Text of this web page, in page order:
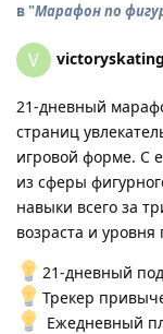
в "Марафон по
V victoryskating
21-дневный
страниц
игровой форме. С
из сферы
навыки всего за
возраста и уровня
21-дневный
Трекер
Ежедневный